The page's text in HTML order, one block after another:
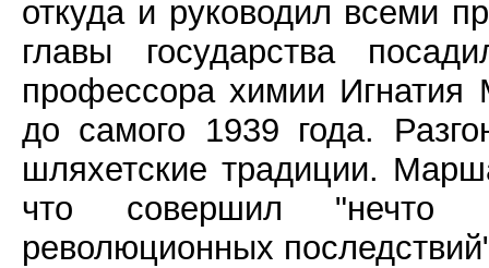
откуда и руководил всеми
главы государства
профессора химии Игнатия
до самого 1939 года.
шляхетские традиции.
что совершил "нечто
революционных